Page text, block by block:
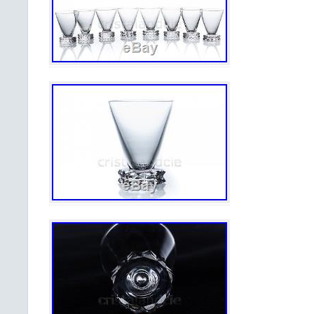
Les retours sont acceptés sous Huit
de retour sont à la charge de
remboursable. Envois deux fois par
et le vendredi. Les envois peuvent
N’oubliez pas de m’ajouter à vos
j’espère. Cet item est dans la
verres\Verre, cristal\Grands noms
flûtes, services”. Le vendeur est
antiquiter” et est localisé dans ce
peut être expédié au pays suivant: